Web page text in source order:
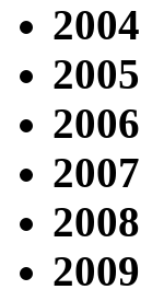
2004
2005
2006
2007
2008
2009